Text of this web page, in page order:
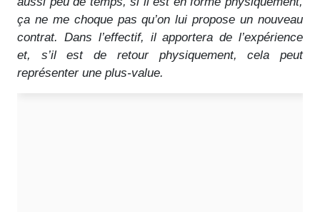
ça ne me choque pas qu’on lui propose un nouveau
contrat. Dans l’effectif, il apportera de l’expérience
et, s’il est de retour physiquement, cela peut
représenter une plus-value.